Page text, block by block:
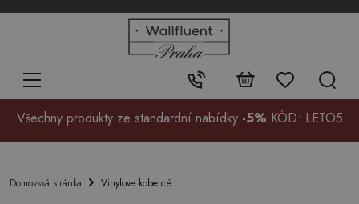
Kontakt:
+48
99
Všechny produkty ze standardní nabídky -5% KÓD: LETO5
Domovská stránka Vinylove kobercé